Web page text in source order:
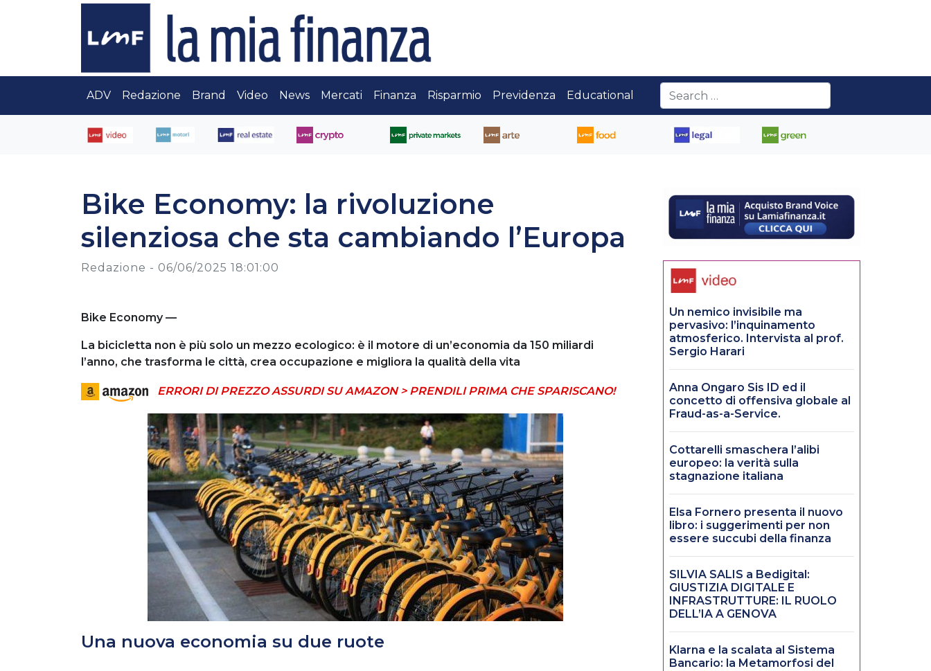
ADV Redazione Brand Video News Mercati Finanza Risparmio Previdenza Educational
Bike Economy: la rivoluzione
silenziosa che sta cambiando l’Europa
Redazione - 06/06/2025 18:01:00
Bike Economy —
La bicicletta non è più solo un mezzo ecologico: è il motore di un’economia da 150 miliardi
l’anno, che trasforma le città, crea occupazione e migliora la qualità della vita
ERRORI DI PREZZO ASSURDI SU AMAZON > PRENDILI PRIMA CHE SPARISCANO!
Una nuova economia su due ruote
Un nemico invisibile ma
pervasivo: l’inquinamento
atmosferico. Intervista al prof.
Sergio Harari
Anna Ongaro Sis ID ed il
concetto di offensiva globale al
Fraud-as-a-Service.
Cottarelli smaschera l’alibi
europeo: la verità sulla
stagnazione italiana
Elsa Fornero presenta il nuovo
libro: i suggerimenti per non
essere succubi della finanza
SILVIA SALIS a Bedigital:
GIUSTIZIA DIGITALE E
INFRASTRUTTURE: IL RUOLO
DELL’IA A GENOVA
Klarna e la scalata al Sistema
Bancario: la Metamorfosi del